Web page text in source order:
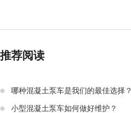
推荐阅读
哪种混凝土泵车是我们的最佳选择？
小型混凝土泵车如何做好维护？